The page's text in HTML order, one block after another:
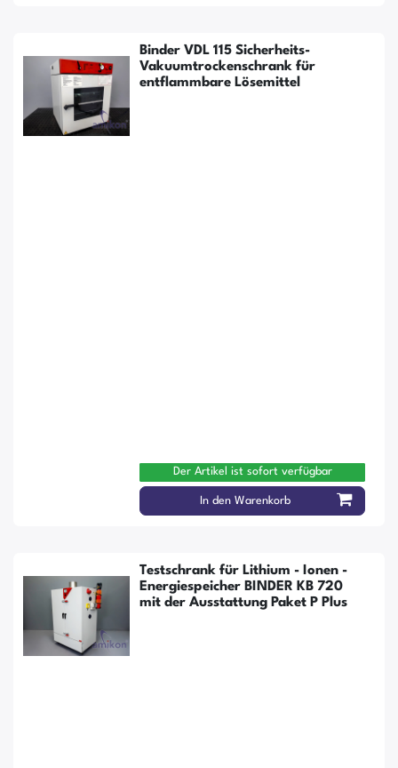
Binder VDL 115 Sicherheits-
Vakuumtrockenschrank für
entflammbare Lösemittel
Der Artikel ist sofort verfügbar
In den Warenkorb
Testschrank für Lithium - Ionen -
Energiespeicher BINDER KB 720
mit der Ausstattung Paket P Plus